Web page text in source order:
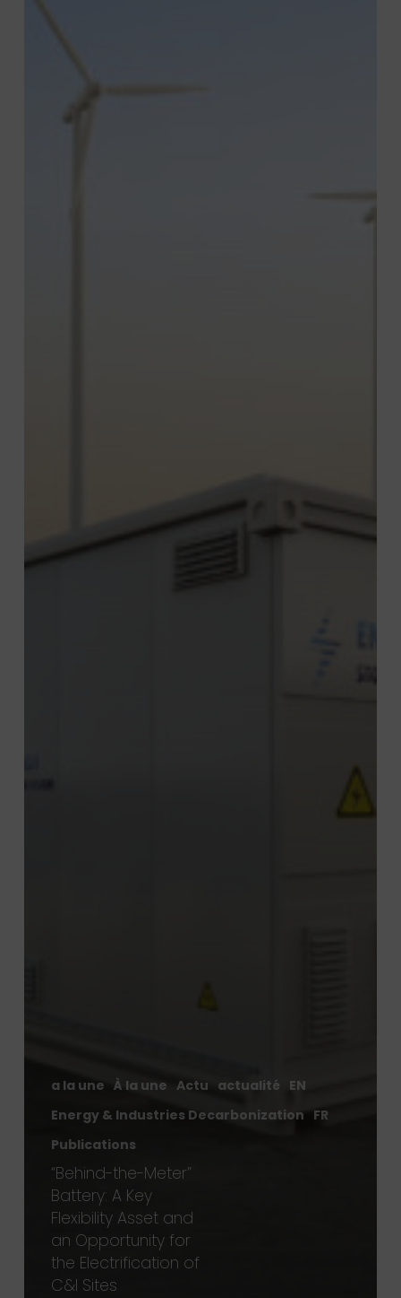
a la une À la une Actu actualité EN
Energy & Industries Decarbonization FR
Publications
“Behind-the-Meter”
Battery: A Key
Flexibility Asset and
an Opportunity for
the Electrification of
C&I Sites